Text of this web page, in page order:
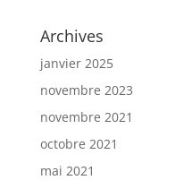
Archives
janvier 2025
novembre 2023
novembre 2021
octobre 2021
mai 2021